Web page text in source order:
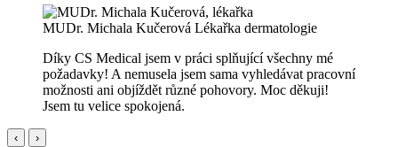
MUDr. Michala Kučerová Lékařka dermatologie
Díky CS Medical jsem v práci splňující všechny mé
požadavky! A nemusela jsem sama vyhledávat pracovní
možnosti ani objíždět různé pohovory. Moc děkuji!
Jsem tu velice spokojená.
‹ ›